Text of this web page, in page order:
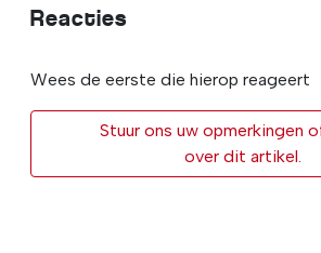
Reacties
Wees de eerste die hierop reageert
Stuur ons uw opmerkingen
over dit artikel.